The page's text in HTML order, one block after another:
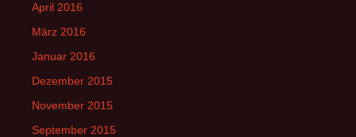
April 2016
März 2016
Januar 2016
Dezember 2015
November 2015
September 2015